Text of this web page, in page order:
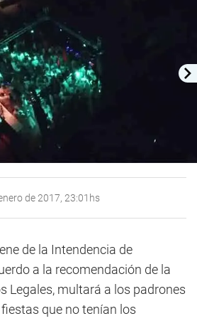
de 2017, 23:01hs
de la Intendencia de
a la recomendación de la
Legales, multará a los padrones
que no tenían los